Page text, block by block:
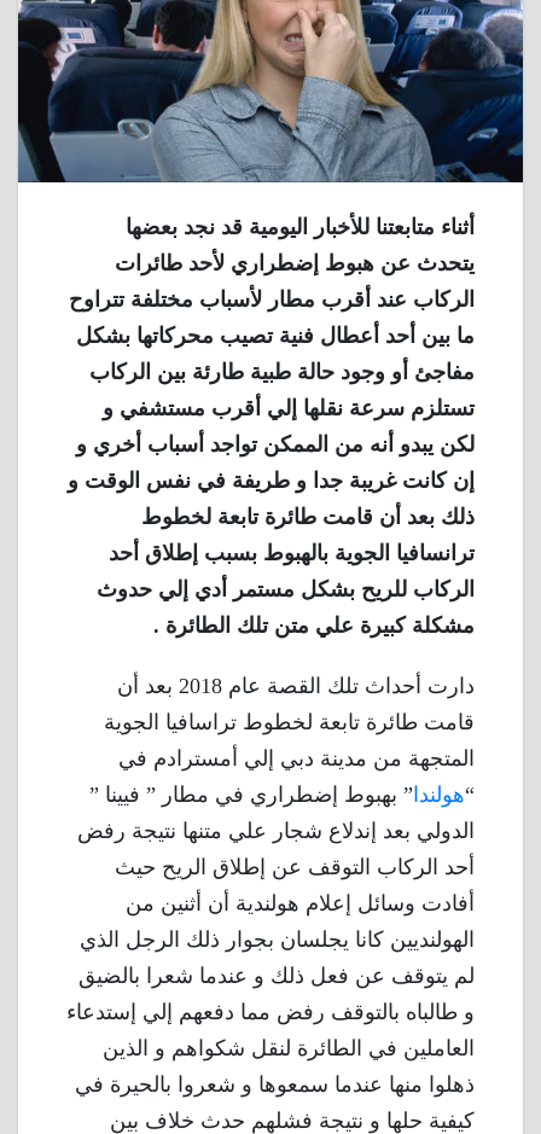
أثناء متابعتنا للأخبار اليومية قد نجد بعضها
يتحدث عن هبوط إضطراري لأحد طائرات
الركاب عند أقرب مطار لأسباب مختلفة تتراوح
ما بين أحد أعطال فنية تصيب محركاتها بشكل
مفاجئ أو وجود حالة طبية طارئة بين الركاب
تستلزم سرعة نقلها إلي أقرب مستشفي و
لكن يبدو أنه من الممكن تواجد أسباب أخري و
إن كانت غريبة جدا و طريفة في نفس الوقت و
ذلك بعد أن قامت طائرة تابعة لخطوط
ترانسافيا الجوية بالهبوط بسبب إطلاق أحد
الركاب للريح بشكل مستمر أدي إلي حدوث
مشكلة كبيرة علي متن تلك الطائرة .
دارت أحداث تلك القصة عام 2018 بعد أن
قامت طائرة تابعة لخطوط تراسافيا الجوية
المتجهة من مدينة دبي إلي أمسترادم في
“هولندا” بهبوط إضطراري في مطار ” فيينا ”
الدولي بعد إندلاع شجار علي متنها نتيجة رفض
أحد الركاب التوقف عن إطلاق الريح حيث
أفادت وسائل إعلام هولندية أن أثنين من
الهولنديين كانا يجلسان بجوار ذلك الرجل الذي
لم يتوقف عن فعل ذلك و عندما شعرا بالضيق
و طالباه بالتوقف رفض مما دفعهم إلي إستدعاء
العاملين في الطائرة لنقل شكواهم و الذين
ذهلوا منها عندما سمعوها و شعروا بالحيرة في
كيفية حلها و نتيجة فشلهم حدث خلاف بين